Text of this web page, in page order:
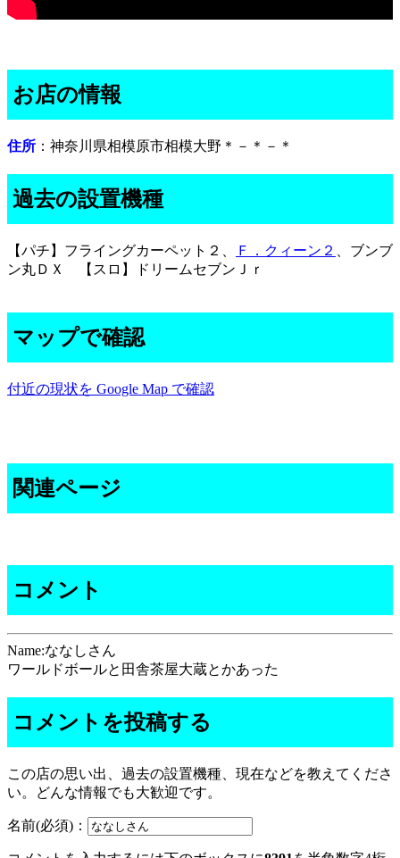
お店の情報
住所 ：神奈川県相模原市相模大野＊－＊－＊
過去の設置機種
【パチ】フライングカーペット２、 Ｆ．クィーン２
、ブンブ
ン丸ＤＸ 【スロ】ドリームセブンＪｒ
マップで確認
付近の現状を Google Map で確認
関連ページ
コメント
Name:ななしさん
ワールドボールと田舎茶屋大蔵とかあった
コメントを投稿する
この店の思い出、過去の設置機種、現在などを教えてくださ
い。どんな情報でも大歓迎です。
名前(必須)：